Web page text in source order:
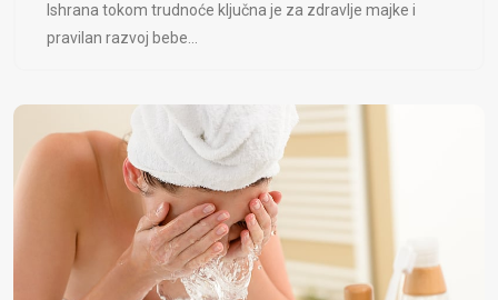
Ishrana tokom trudnoće ključna je za zdravlje majke i
pravilan razvoj bebe...